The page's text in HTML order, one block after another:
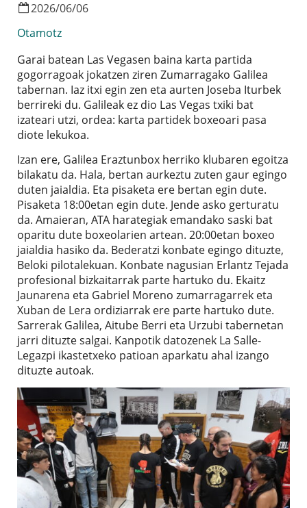
2026/06/06
Otamotz
Garai batean Las Vegasen baina karta partida
gogorragoak jokatzen ziren Zumarragako Galilea
tabernan. Iaz itxi egin zen eta aurten Joseba Iturbek
berrireki du. Galileak ez dio Las Vegas txiki bat
izateari utzi, ordea: karta partidek boxeoari pasa
diote lekukoa.
Izan ere, Galilea Eraztunbox herriko klubaren egoitza
bilakatu da. Hala, bertan aurkeztu zuten gaur egingo
duten jaialdia. Eta pisaketa ere bertan egin dute.
Pisaketa 18:00etan egin dute. Jende asko gerturatu
da. Amaieran, ATA harategiak emandako saski bat
oparitu dute boxeolarien artean. 20:00etan boxeo
jaialdia hasiko da. Bederatzi konbate egingo dituzte,
Beloki pilotalekuan. Konbate nagusian Erlantz Tejada
profesional bizkaitarrak parte hartuko du. Ekaitz
Jaunarena eta Gabriel Moreno zumarragarrek eta
Xuban de Lera ordiziarrak ere parte hartuko dute.
Sarrerak Galilea, Aitube Berri eta Urzubi tabernetan
jarri dituzte salgai. Kanpotik datozenek La Salle-
Legazpi ikastetxeko patioan aparkatu ahal izango
dituzte autoak.